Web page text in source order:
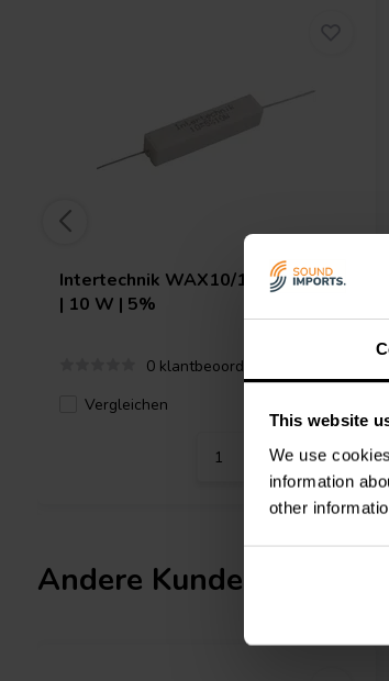
This website
We use
information
other
Intertechnik WAX10/100/5 | 100 Ω
| 10 W | 5%
0 klantbeoordelingen
Vergleichen
Andere Kunden kauften